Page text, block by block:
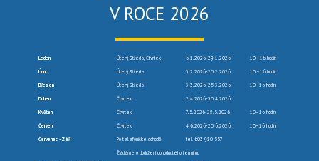
V ROCE 2026
Leden Úterý, Středa, Čtvrtek 6.1.2026-29.1.2026 10 –16 hodin
Únor Úterý, Středa 3.2.2026-25.2.2026 10 –16 hodin
Březen Úterý, Středa 3.3.2026-25.3.2026 10–16 hodin
Duben Čtvrtek 2.4.2026-30.4.2026
Květen Čtvrtek 7.5.2026-28.5.2026 10–16 hodin
Červen Čtvrtek 4.6.2026-25.6.2026 10–16 hodin
Červenec -Září Po telefonické dohodě tel. 603 910 557
Žádáme o dodržení dohodnutého termínu.